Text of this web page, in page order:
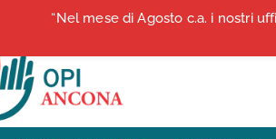
“Nel mese di Agosto c.a. i nostri